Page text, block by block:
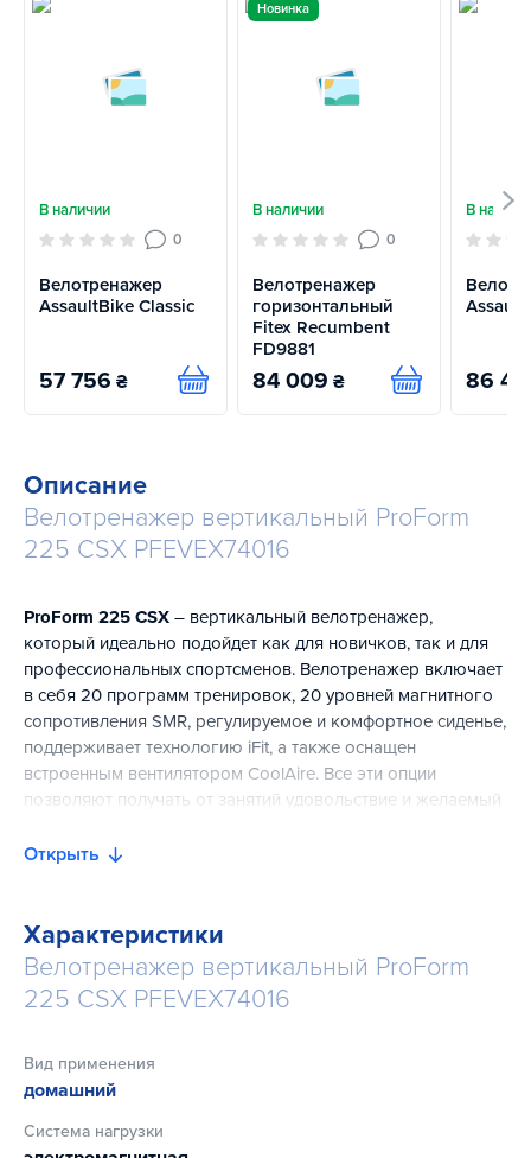
В наличии
0
Велотренажер
AssaultBike Classic
57 756 ₴ Купить
Новинка
В наличии
0
Велотренажер
горизонтальный
Fitex Recumbent
FD9881
84 009 ₴ Купить
В
86
Описание
Велотренажер вертикальный ProForm
225 CSX PFEVEX74016
ProForm 225 CSX – вертикальный велотренажер,
который идеально подойдет как для новичков, так и для
профессиональных спортсменов. Велотренажер включает
в себя 20 программ тренировок, 20 уровней магнитного
сопротивления SMR, регулируемое и комфортное сиденье,
поддерживает технологию iFit, а также оснащен
встроенным вентилятором CoolAire. Все эти опции
позволяют получать от занятий удовольствие и желаемый
интенсивность занятия, задействовав разные группы
мышц. Выравнивающие ножки тренажера помогают
установить ProForm 225 CSX даже на неровных
поверхностях. А регулируемое по горизонтали и
фиксирующими ремнями, обеспечивают устойчивость
стопы на тренажере и комфорт любому пользователю,
Открыть
Характеристики
Велотренажер вертикальный ProForm
225 CSX PFEVEX74016
Вид применения
домашний
Система нагрузки